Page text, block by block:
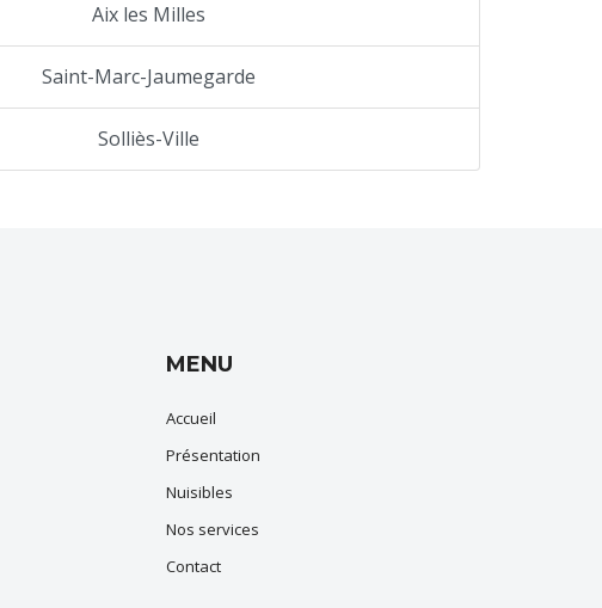
Aix les Milles
Saint-Marc-Jaumegarde
Solliès-Ville
MENU
Accueil
Présentation
Nuisibles
Nos services
Contact